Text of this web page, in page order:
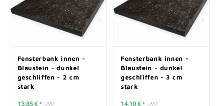
Fensterbank innen -
Blaustein - dunkel
geschliffen - 2 cm
stark
13,85 €* UVP
Fensterbank innen -
Blaustein - dunkel
geschliffen - 3 cm
stark
14,10 €* UVP